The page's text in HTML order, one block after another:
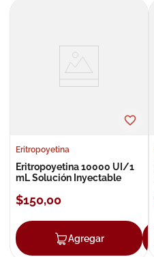
Eritropoyetina
Eritropoyetina 10000 UI/1
mL Solución Inyectable
$150,00
Agregar